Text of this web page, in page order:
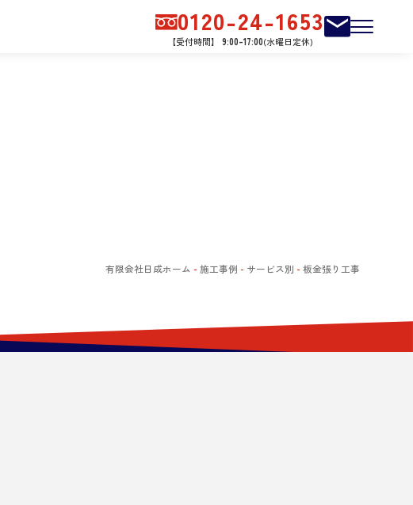
0120-24-1653
【受付時間】 9:00-17:00(水曜日定休)
有限会社日成ホーム - 施工事例 - サービス別 - 板金張り工事